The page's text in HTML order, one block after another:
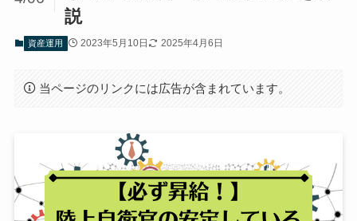
説
資産運用 2023年5月10日 2025年4月6日
当ページのリンクには広告が含まれています。